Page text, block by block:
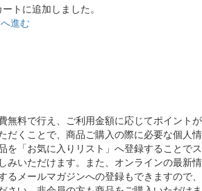
ートに追加しました。
進む
無料で行え、ご利用金額に応じてポイントが
だくことで、商品ご購入の際に必要な個人情
を「お気に入りリスト」へ登録することでス
みいただけます。また、オンラインの最新情
るメールマガジンへの登録もできますので、